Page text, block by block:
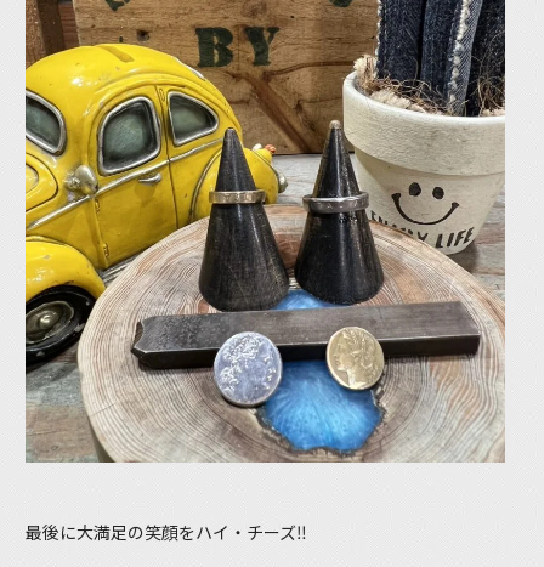
最後に大満足の笑顔をハイ・チーズ‼